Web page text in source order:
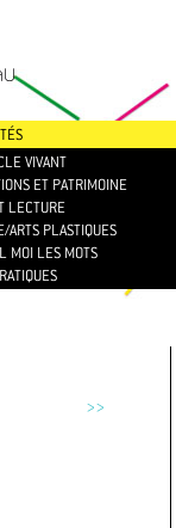
VIVANT
ET PATRIMOINE
LECTURE
ARTS PLASTIQUES
MOI LES MOTS
>>